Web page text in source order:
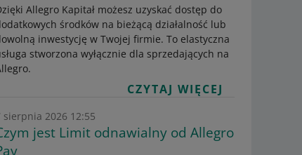
Allegro Kapitał możesz uzyskać dostęp do
środków na bieżącą działalność lub
inwestycję w Twojej firmie. To elastyczna
stworzona wyłącznie dla sprzedających na
CZYTAJ WIĘCEJ
sierpnia 2026 12:55
jest Limit odnawialny od Allegro